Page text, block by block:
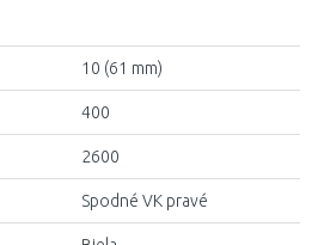
10 (61 mm)
400
2600
Spodné VK pravé